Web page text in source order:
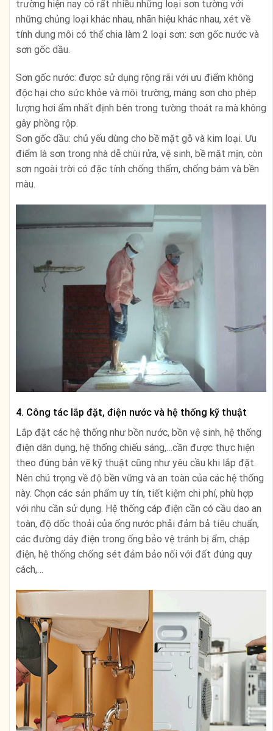
trường hiện nay có rất nhiều những loại sơn tường với
những chủng loại khác nhau, nhãn hiệu khác nhau, xét về
tính dung môi có thể chia làm 2 loại sơn: sơn gốc nước và
sơn gốc dầu.
Sơn gốc nước: được sử dụng rộng rãi với ưu điểm không
độc hại cho sức khỏe và môi trường, máng sơn cho phép
lượng hơi ẩm nhất định bên trong tường thoát ra mà không
gây phồng rộp.
Sơn gốc dầu: chủ yếu dùng cho bề mặt gỗ và kim loại. Ưu
điểm là sơn trong nhà dễ chùi rửa, vệ sinh, bề mặt mịn, còn
sơn ngoài trời có đặc tính chống thấm, chống bám và bền
màu.
4. Công tác lắp đặt, điện nước và hệ thống kỹ thuật
Lắp đặt các hệ thống như bồn nước, bồn vệ sinh, hệ thống
điện dân dụng, hệ thống chiếu sáng,…cần được thực hiện
theo đúng bản vẽ kỹ thuật cũng như yêu cầu khi lắp đặt.
Nên chú trọng về độ bền vững và an toàn của các hệ thống
này. Chọn các sản phẩm uy tín, tiết kiệm chi phí, phù hợp
với nhu cần sử dụng. Hệ thống cáp điện cần có cầu dao an
toàn, độ dốc thoải của ống nước phải đảm bả tiêu chuẩn,
các đường dây điện trong ống bảo vệ tránh bị ẩm, chập
điện, hệ thống chống sét đảm bảo nối với đất đúng quy
cách,…